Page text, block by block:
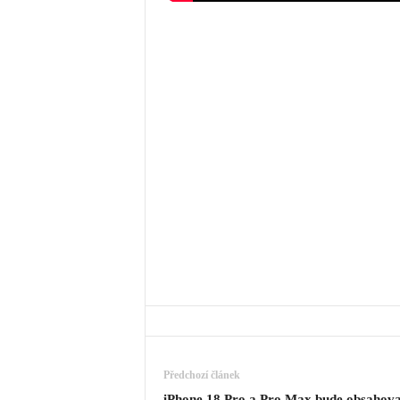
Předchozí článek